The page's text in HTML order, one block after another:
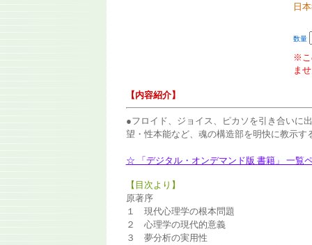
日
数量
※こ
ま
【内容紹介】
●フロイド、ジョイス、ピカソを引き合いに
望・性本能など、魂の構造部を明快に教示す
☆ 「デジタル・オンデマンド版 書籍」 一覧
【目次より】
原著序
１ 現代心理学の根本問題
２ 心理学の現代的意義
３ 夢分析の実用性